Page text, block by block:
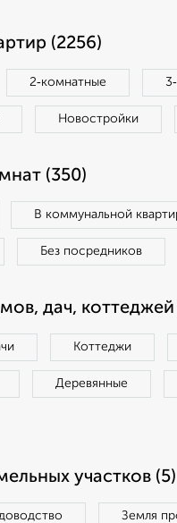
(2256)
2‑комнатные
Новостройки
(350)
В коммунальной
Без посредников
дач, коттеджей
Коттеджи
Деревянные
участков (5)
Земля